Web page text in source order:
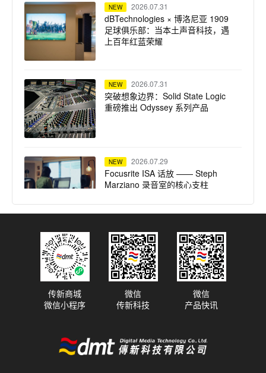
NEW 2026.07.31
dBTechnologies × 博洛尼亚 1909
足球俱乐部：当本土声音科技，遇
上百年红蓝荣耀
NEW 2026.07.31
突破想象边界：Solid State Logic
重磅推出 Odyssey 系列产品
NEW 2026.07.29
Focusrite ISA 话放 —— Steph
Marziano 录音室的核心支柱
NEW 2026.07.28
SSL System T TCA 便携套装：
Calvin Harris 在 Ibiza Ushuaïa 驻
场演出的紧凑高保真之选
龙舌兰小镇注入拉丁不眠夜
传新商城
微信小程序
微信
传新科技
微信
产品快讯